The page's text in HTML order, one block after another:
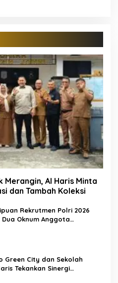
Merangin, Al Haris Minta
dan Tambah Koleksi
Rekrutmen Polri 2026
Oknum Anggota
Green City dan Sekolah
Tekankan Sinergi